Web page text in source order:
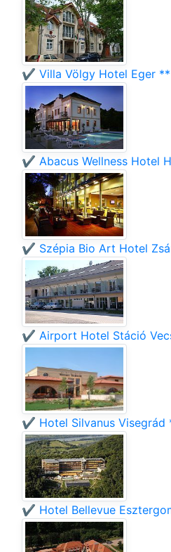
✔️ Villa Völgy Hotel Eger
✔️ Abacus Wellness Hotel
✔️ Szépia Bio Art Hotel
✔️ Airport Hotel Stáció
✔️ Hotel Silvanus Visegrád
✔️ Hotel Bellevue